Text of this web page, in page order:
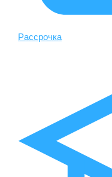
Рассрочка